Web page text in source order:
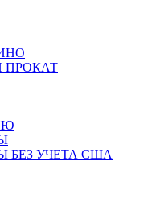
ПРОКАТ
БЕЗ УЧЕТА США